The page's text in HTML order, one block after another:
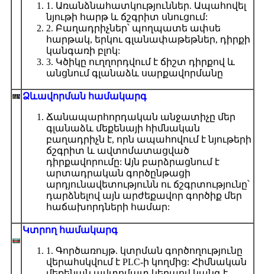
1. Առանձնահատկություններ. Ապահովել
նյութի հարթ և ճշգրիտ սնուցում:
2. Բաղադրիչներ՝ պողպատե ափսե
հարթակ, երկու գլանափաթեթներ, դիրքի
կանգառի բլոկ:
3. Կծիկը ուղղորդվում է ճիշտ դիրքով և
անցնում գլանաձև սարքավորմանը
Ձևավորման համակարգ
Ճանապարհորդական անջատիչը մեր
գլանաձև մեքենայի հիմնական
բաղադրիչն է, որն ապահովում է նյութերի
ճշգրիտ և ավտոմատացված
դիրքավորումը: Այն բարձրացնում է
արտադրական գործընթացի
արդյունավետությունն ու ճշգրտությունը՝
դարձնելով այն արժեքավոր գործիք մեր
հաճախորդների համար:
Կտրող համակարգ
1. Գործառույթ. կտրման գործողությունը
վերահսկվում է PLC-ի կողմից: Հիմնական